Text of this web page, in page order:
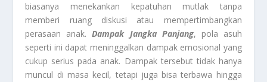
biasanya menekankan kepatuhan mutlak tanpa
memberi ruang diskusi atau mempertimbangkan
perasaan anak.Dampak Jangka Panjang, pola asuh
seperti ini dapat meninggalkan dampak emosional yang
cukup serius pada anak. Dampak tersebut tidak hanya
muncul di masa kecil, tetapi juga bisa terbawa hingga